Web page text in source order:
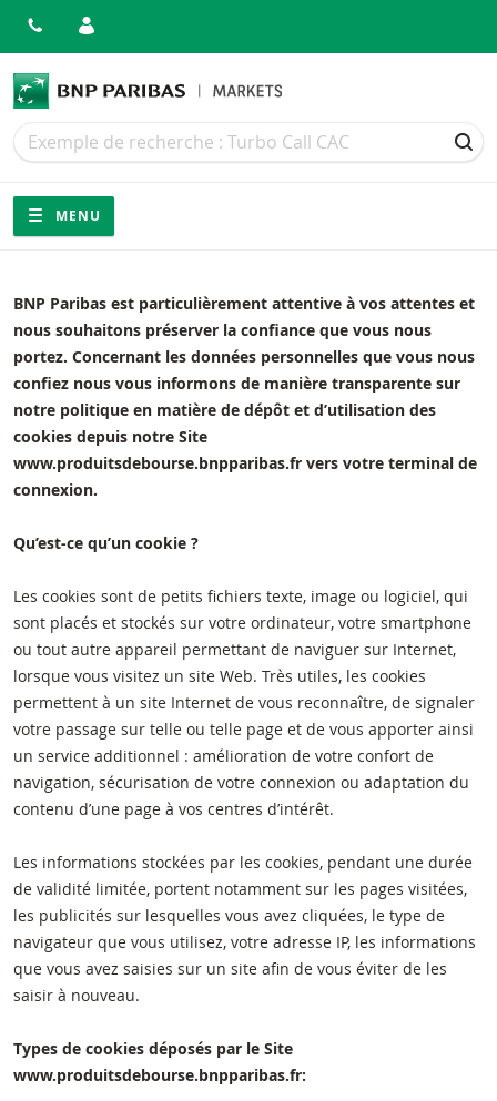
Recherche
Recherche
Navigation
Navigation sur le site
MENU
BNP Paribas est particulièrement attentive à vos attentes et
nous souhaitons préserver la confiance que vous nous
portez. Concernant les données personnelles que vous nous
confiez nous vous informons de manière transparente sur
notre politique en matière de dépôt et d’utilisation des
cookies depuis notre Site
www.produitsdebourse.bnpparibas.fr vers votre terminal de
connexion.
Qu’est-ce qu’un cookie ?
Les cookies sont de petits fichiers texte, image ou logiciel, qui
sont placés et stockés sur votre ordinateur, votre smartphone
ou tout autre appareil permettant de naviguer sur Internet,
lorsque vous visitez un site Web. Très utiles, les cookies
permettent à un site Internet de vous reconnaître, de signaler
votre passage sur telle ou telle page et de vous apporter ainsi
un service additionnel : amélioration de votre confort de
navigation, sécurisation de votre connexion ou adaptation du
contenu d’une page à vos centres d’intérêt.
Les informations stockées par les cookies, pendant une durée
de validité limitée, portent notamment sur les pages visitées,
les publicités sur lesquelles vous avez cliquées, le type de
navigateur que vous utilisez, votre adresse IP, les informations
que vous avez saisies sur un site afin de vous éviter de les
saisir à nouveau.
Types de cookies déposés par le Site
www.produitsdebourse.bnpparibas.fr: